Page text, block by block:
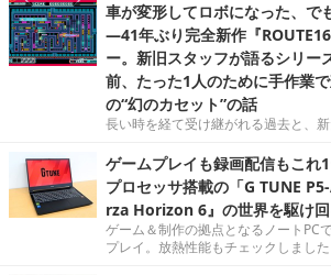
車が変形してロボになった、で
―41年ぶり完全新作『
ー。新旧スタッフが語るシリー
前、たった1人のために手作業
の“幻のカセット”の話
長い時を経て受け継がれる過去と、新
ゲームプレイも録画配信もこ
プロセッサ搭載の「G TUNE
rza Horizon 6』の世界を駆け
ゲーム＆制作の拠点となるノートPC
プレイ。放熱性能もチェックしました